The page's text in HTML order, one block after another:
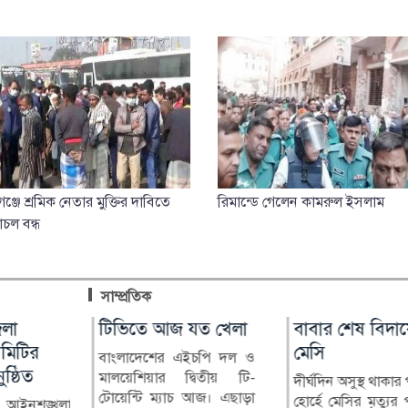
শ্রমিক নেতার মুক্তির দাবিতে
বন্ধ
রিমান্ডে গেলেন কামরুল ইসলাম
সাম্প্রতিক
লৌহজংয়ে মার্কেটে আগুন,
রক্ষা পেল হাসপাতাল-
ব্যাংক
মুন্সীগঞ্জে
ডিস্ক ব্রেকের
জন গ্রেপ্তার
টিভিতে আজ যত খেলা
বাংলাদেশের এইচপি দল ও
মালয়েশিয়ার দ্বিতীয় টি-
টোয়েন্টি ম্যাচ আজ। এছাড়া
বাবার শেষ
মেসি
দীর্ঘদিন অসুস্থ থাকার
হোর্হে মেসির মৃত্যুর